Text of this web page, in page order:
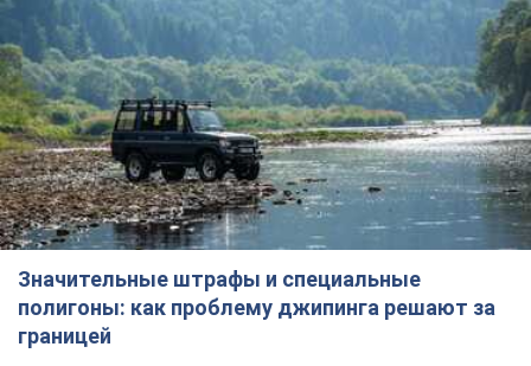
Значительные штрафы и специальные
полигоны: как проблему джипинга решают за
границей